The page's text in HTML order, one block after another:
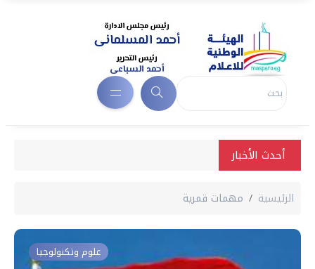
أحدث الأخبار
الرئيسية مهمات قمرية
علوم وتكنولوجيا